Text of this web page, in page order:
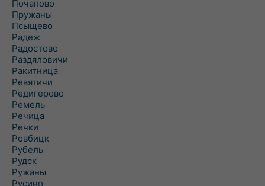
Почапово
Пружаны
Псыщево
Радеж
Радостово
Раздяловичи
Ракитница
Ревятичи
Редигерово
Ремель
Речица
Речки
Ровбицк
Рубель
Рудск
Ружаны
Русино